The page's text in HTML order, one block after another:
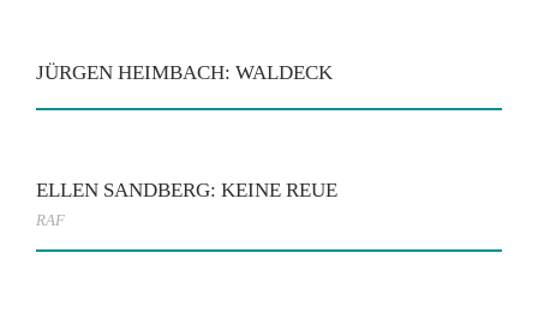
JÜRGEN HEIMBACH: WALDECK
ELLEN SANDBERG: KEINE REUE
RAF